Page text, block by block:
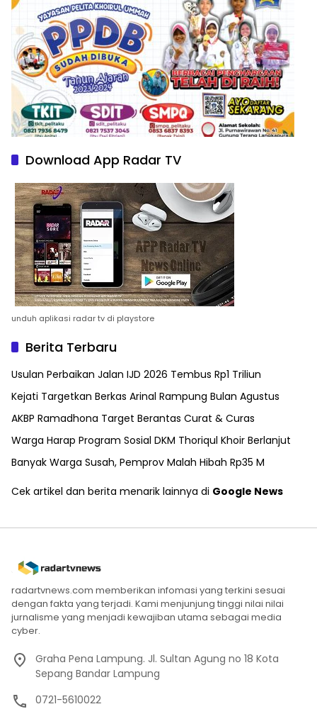
Download App Radar TV
unduh aplikasi radar tv di playstore
Berita Terbaru
Usulan Perbaikan Jalan IJD 2026 Tembus Rp1 Triliun
Kejati Targetkan Berkas Arinal Rampung Bulan Agustus
AKBP Ramadhona Target Berantas Curat & Curas
Warga Harap Program Sosial DKM Thoriqul Khoir Berlanjut
Banyak Warga Susah, Pemprov Malah Hibah Rp35 M
Cek artikel dan berita menarik lainnya di Google News
radartvnews.com memberikan infomasi yang terkini sesuai
dengan fakta yang terjadi. Kami menjunjung tinggi nilai nilai
jurnalisme yang menjadi kewajiban utama sebagai media
cyber.
Graha Pena Lampung. Jl. Sultan Agung no 18 Kota
Sepang Bandar Lampung
0721-5610022